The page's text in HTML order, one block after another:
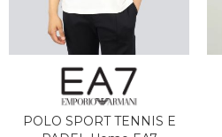
POLO SPORT TENNIS E